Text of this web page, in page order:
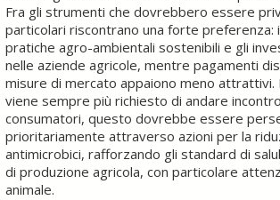
Fra gli strumenti che dovrebbero essere
particolari riscontrano una forte preferenza:
pratiche agro-ambientali sostenibili e gli
nelle aziende agricole, mentre pagamenti
misure di mercato appaiono meno attrattivi.
viene sempre più richiesto di andare
consumatori, questo dovrebbe essere
prioritariamente attraverso azioni per la
antimicrobici, rafforzando gli standard di
di produzione agricola, con particolare
animale.